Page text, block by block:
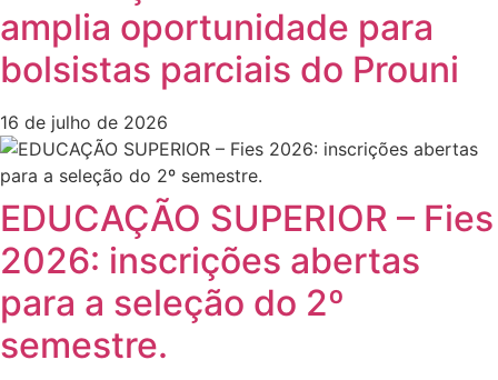
amplia oportunidade para
bolsistas parciais do Prouni
16 de julho de 2026
EDUCAÇÃO SUPERIOR – Fies
2026: inscrições abertas
para a seleção do 2º
semestre.